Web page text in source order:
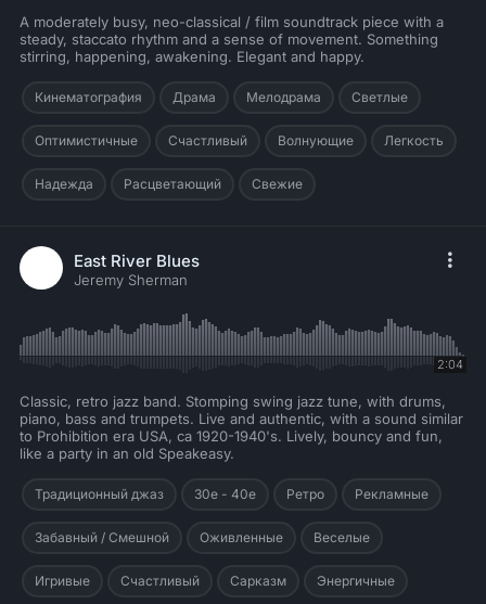
A moderately busy, neo-classical / film soundtrack piece with a
steady, staccato rhythm and a sense of movement. Something
stirring, happening, awakening. Elegant and happy.
Кинематография Драма Мелодрама Светлые
Оптимистичные Счастливый Волнующие Легкость
Надежда Расцветающий Свежие
East River Blues
Jeremy Sherman
2:04
Classic, retro jazz band. Stomping swing jazz tune, with drums,
piano, bass and trumpets. Live and authentic, with a sound similar
to Prohibition era USA, ca 1920-1940's. Lively, bouncy and fun,
like a party in an old Speakeasy.
Традиционный джаз 30е - 40е Ретро Рекламные
Забавный / Смешной Оживленные Веселые
Игривые Счастливый Сарказм Энергичные